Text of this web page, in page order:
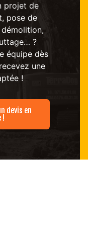
projet de
pose de
?
équipe dès
une
!
devis en
!